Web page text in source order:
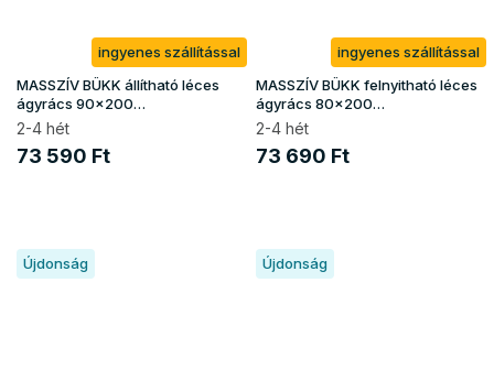
ingyenes szállítással
MASSZÍV BÜKK állítható léces
ágyrács 90x200
(150kg/fekhely)
2-4 hét
73 590 Ft
ingyenes szállítással
MASSZÍV BÜKK felnyitható léces
ágyrács 80x200
(150kg/fekhely)
2-4 hét
73 690 Ft
Újdonság Újdonság